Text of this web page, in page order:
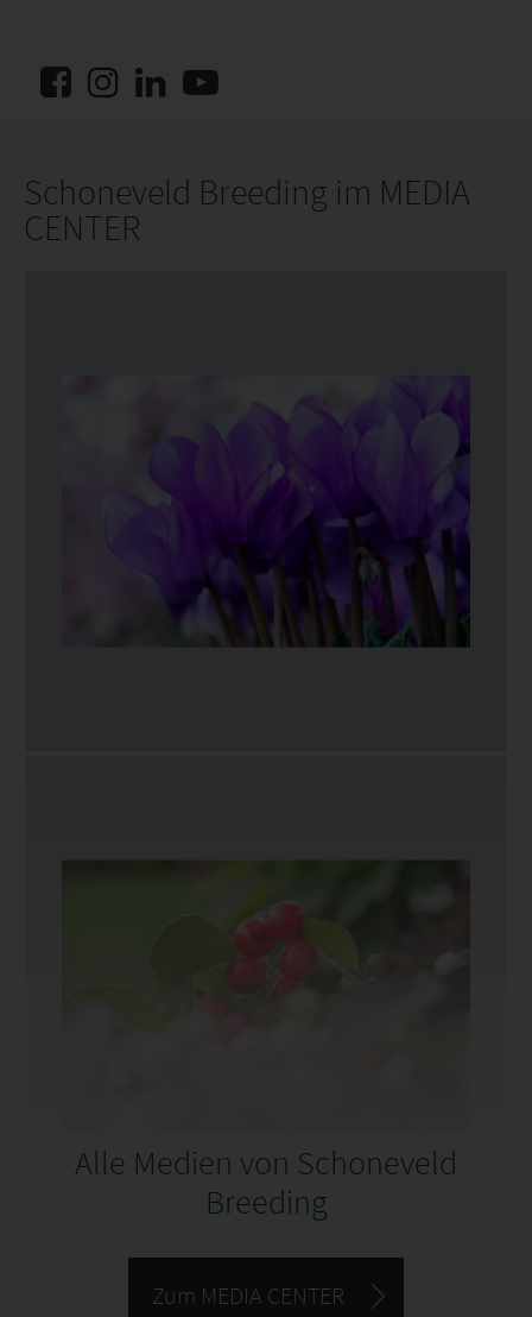
Schoneveld Breeding im MEDIA
CENTER
Alle Medien von Schoneveld
Breeding
Zum MEDIA CENTER